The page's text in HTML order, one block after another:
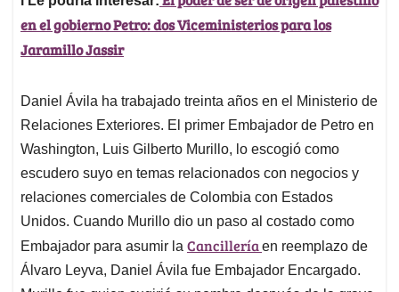
en el gobierno Petro: dos Viceministerios para los
Jaramillo Jassir
Daniel Ávila ha trabajado treinta años en el Ministerio de
Relaciones Exteriores. El primer Embajador de Petro en
Washington, Luis Gilberto Murillo, lo escogió como
escudero suyo en temas relacionados con negocios y
relaciones comerciales de Colombia con Estados
Unidos. Cuando Murillo dio un paso al costado como
Embajador para asumir la Cancilleríaen reemplazo de
Álvaro Leyva, Daniel Ávila fue Embajador Encargado.